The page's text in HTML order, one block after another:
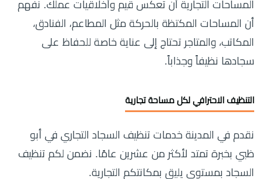
المساحات التجارية أن تعكس قيم وأخلاقيات عملك. نفهم
أن المساحات المكتظة بالحركة مثل المطاعم، الفنادق،
المكاتب، والمتاجر تحتاج إلى عناية خاصة للحفاظ على
سجادها نظيفاً وجذاباً.
التنظيف الاحترافي لكل مساحة تجارية
نقدم في المدينة خدمات تنظيف السجاد التجاري في أبو
ظبي بخبرة تمتد لأكثر من عشرين عامًا. نضمن لكم تنظيف
السجاد بمستوى يليق بمكانتكم التجارية.